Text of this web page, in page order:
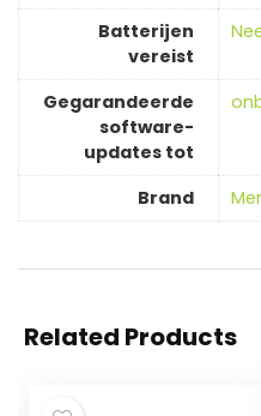
Batterijen
vereist
Gegarandeerde
software-
updates tot
Brand
Related Products